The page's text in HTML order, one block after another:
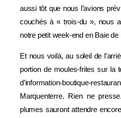
aussi tôt que nous l’avions
couchés à « trois-du », nous
notre petit week-end en Baie
Et nous voilà, au soleil de
portion de moules-frites sur la
d’information-boutique-
Marquenterre. Rien ne
plumes sauront attendre